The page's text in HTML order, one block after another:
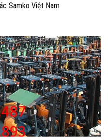
Samko Việt Nam